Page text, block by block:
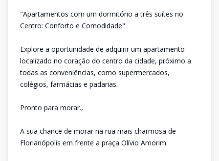
"Apartamentos com um dormitório a três suítes no
Centro: Conforto e Comodidade"
Explore a oportunidade de adquirir um apartamento
localizado no coração do centro da cidade, próximo a
todas as conveniências, como supermercados,
colégios, farmácias e padarias.
Pronto para morar.,
A sua chance de morar na rua mais charmosa de
Florianópolis em frente a praça Olívio Amorim.